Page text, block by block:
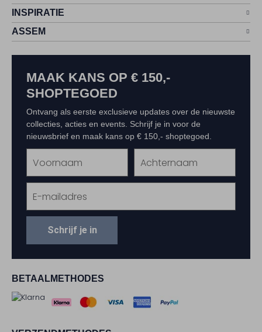
INSPIRATIE
ASSEM
BETAALMETHODES
MAAK KANS OP € 150,-
SHOPTEGOED
Ontvang als eerste exclusieve updates over de nieuwste
collecties, acties en events. Schrijf je in voor de
nieuwsbrief en maak kans op € 150,- shoptegoed.
Schrijf je in